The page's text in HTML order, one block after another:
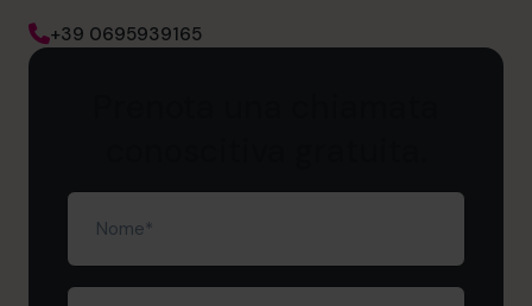
+39 0695939165
Nome
Cognome